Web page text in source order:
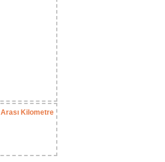
Arası Kilometre